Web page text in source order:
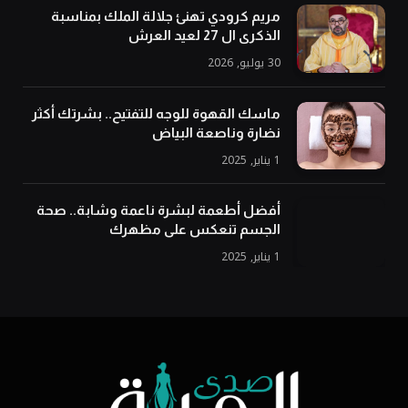
مريم كرودي تهنئ جلالة الملك بمناسبة
الذكرى ال 27 لعيد العرش
30 يوليو, 2026
ماسك القهوة للوجه للتفتيح.. بشرتك أكثر
نضارة وناصعة البياض
1 يناير, 2025
أفضل أطعمة لبشرة ناعمة وشابة.. صحة
الجسم تنعكس على مظهرك
1 يناير, 2025